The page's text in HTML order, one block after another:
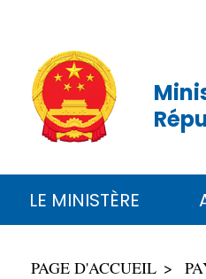
LE MINISTÈRE
PAGE D'ACCUEIL